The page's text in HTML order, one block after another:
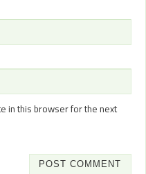
in this browser for the next